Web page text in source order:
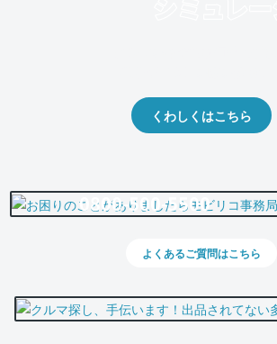
くわしくはこちら
0800-500-5500
よくあるご質問はこちら